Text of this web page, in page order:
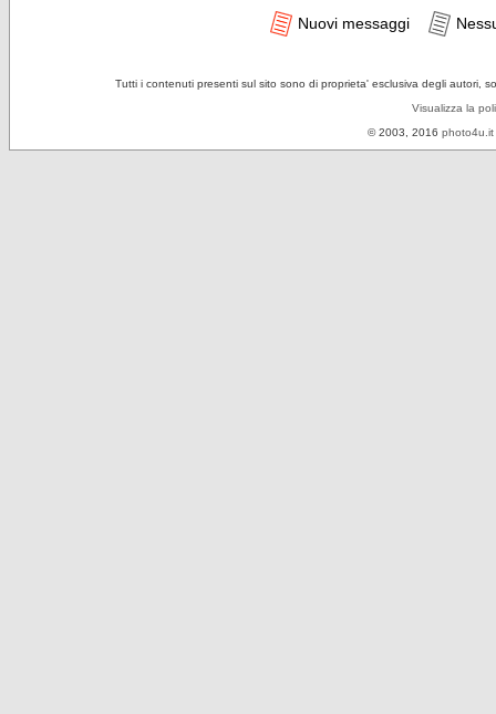
Nuovi messaggi
Tutti i contenuti presenti sul sito sono di proprieta' esclusiva degli autori,
Visualizza la
© 2003, 2016 photo4u.it